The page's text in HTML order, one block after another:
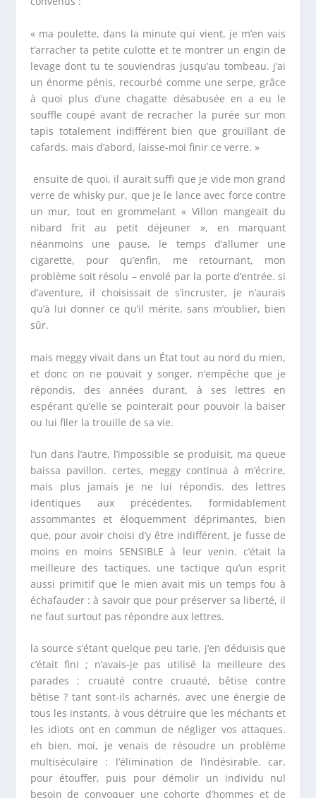
« ma poulette, dans la minute qui vient, je m’en vais
t’arracher ta petite culotte et te montrer un engin de
levage dont tu te souviendras jusqu’au tombeau. j’ai
un énorme pénis, recourbé comme une serpe, grâce
à quoi plus d’une chagatte désabusée en a eu le
souffle coupé avant de recracher la purée sur mon
tapis totalement indifférent bien que grouillant de
cafards. mais d’abord, laisse-moi finir ce verre. »
ensuite de quoi, il aurait suffi que je vide mon grand
verre de whisky pur, que je le lance avec force contre
un mur, tout en grommelant « Villon mangeait du
nibard frit au petit déjeuner », en marquant
néanmoins une pause, le temps d’allumer une
cigarette, pour qu’enfin, me retournant, mon
problème soit résolu – envolé par la porte d’entrée. si
d’aventure, il choisissait de s’incruster, je n’aurais
qu’à lui donner ce qu’il mérite, sans m’oublier, bien
sûr.
mais meggy vivait dans un État tout au nord du mien,
et donc on ne pouvait y songer, n’empêche que je
répondis, des années durant, à ses lettres en
espérant qu’elle se pointerait pour pouvoir la baiser
ou lui filer la trouille de sa vie.
l’un dans l’autre, l’impossible se produisit, ma queue
baissa pavillon. certes, meggy continua à m’écrire,
mais plus jamais je ne lui répondis. des lettres
identiques aux précédentes, formidablement
assommantes et éloquemment déprimantes, bien
que, pour avoir choisi d’y être indifférent, je fusse de
moins en moins SENSIBLE à leur venin. c’était la
meilleure des tactiques, une tactique qu’un esprit
aussi primitif que le mien avait mis un temps fou à
échafauder : à savoir que pour préserver sa liberté, il
ne faut surtout pas répondre aux lettres.
la source s’étant quelque peu tarie, j’en déduisis que
c’était fini ; n’avais-je pas utilisé la meilleure des
parades : cruauté contre cruauté, bêtise contre
bêtise ? tant sont-ils acharnés, avec une énergie de
tous les instants, à vous détruire que les méchants et
les idiots ont en commun de négliger vos attaques.
eh bien, moi, je venais de résoudre un problème
multiséculaire : l’élimination de l’indésirable. car,
pour étouffer, puis pour démolir un individu nul
besoin de convoquer une cohorte d’hommes et de